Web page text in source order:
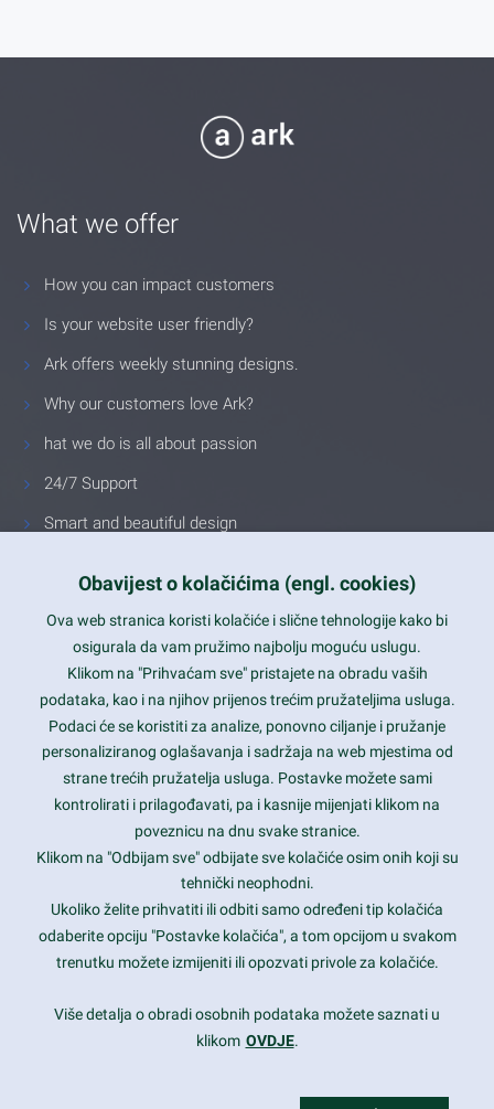
What we offer
How you can impact customers
Is your website user friendly?
Ark offers weekly stunning designs.
Why our customers love Ark?
hat we do is all about passion
24/7 Support
Smart and beautiful design
Latest trends and much more...
Contact Info
1600 Amphitheatre Parkway, Mountain View, CA 94043
prothemes.net@gmail.com
Daily: 9:00 am - 6:00 pm
Sunday: Closed
Copyright 2017FRESHFACE© All Rights Reserved
Obavijest o kolačićima (engl. cookies)
Ova web stranica koristi kolačiće i slične tehnologije kako bi
osigurala da vam pružimo najbolju moguću uslugu.
Klikom na "Prihvaćam sve" pristajete na obradu vaših
podataka, kao i na njihov prijenos trećim pružateljima usluga.
Podaci će se koristiti za analize, ponovno ciljanje i pružanje
personaliziranog oglašavanja i sadržaja na web mjestima od
strane trećih pružatelja usluga. Postavke možete sami
kontrolirati i prilagođavati, pa i kasnije mijenjati klikom na
poveznicu na dnu svake stranice.
Klikom na "Odbijam sve" odbijate sve kolačiće osim onih koji su
tehnički neophodni.
Ukoliko želite prihvatiti ili odbiti samo određeni tip kolačića
odaberite opciju "Postavke kolačića", a tom opcijom u svakom
trenutku možete izmijeniti ili opozvati privole za kolačiće.
Više detalja o obradi osobnih podataka možete saznati u
klikom OVDJE.